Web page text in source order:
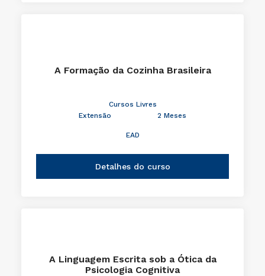
A Formação da Cozinha Brasileira
Cursos Livres
Extensão
2 Meses
EAD
Detalhes do curso
A Linguagem Escrita sob a Ótica da
Psicologia Cognitiva